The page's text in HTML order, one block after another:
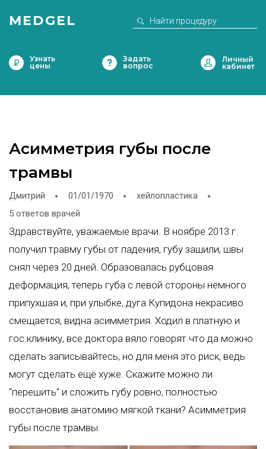
MEDGEL
Узнать
цены
Задать
вопрос
Асимметрия губы после
трамвы
Дмитрий 01/01/1970
хейлопластика
5 ответов врачей
Здравствуйте, уважаемые врачи. В ноябре 2013 г.
получил травму губы от падения, губу зашили, швы
снял через 20 дней. Образовалась рубцовая
деформация, теперь губа с левой стороны немного
припухшая и, при улыбке, дуга Купидона некрасиво
смещается, видна асимметрия. Ходил в платную и
гос.клинику, все доктора вяло говорят что да можно
сделать записывайтесь, но для меня это риск, ведь
могут сделать ещё хуже. Скажите можно ли
"перешить" и сложить губу ровно, полностью
восстановив анатомию мягкой ткани? Асимметрия
губы после трамвы